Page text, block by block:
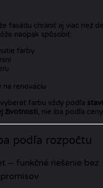
fasádu chrániť aj viac než
naopak spôsobiť:
farby
na renováciu
farbu vždy podľa
životnosti , nie iba podľa ceny.
podľa rozpočtu
– funkčné riešenie bez